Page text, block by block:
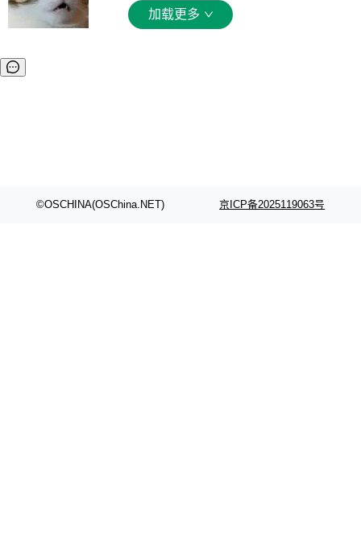
言告诉模型你要什么——H3 自己搞定剩下的。
这个"自己搞定"说起来轻巧，背后的训练范式变
uo 01 和 02），每一代都是按任务拆分的专家
型去跑密码分析，出了两个结果：一个攻击了后
量子签名方案 HAWK，另一个是对缩减轮次 AE
话说，「可能直接杀死了一个正在认真考虑标准
加载更多
©OSCHINA(OSChina.NET) 京ICP备2025119063号